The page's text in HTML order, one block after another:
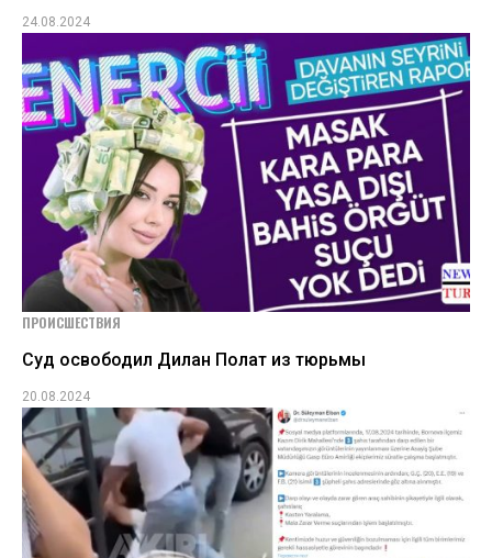
24.08.2024
ПРОИСШЕСТВИЯ
Суд освободил Дилан Полат из тюрьмы
20.08.2024